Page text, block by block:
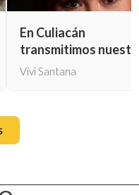
En Culiacán
transmitimos
propia muerte
Vivi Santana